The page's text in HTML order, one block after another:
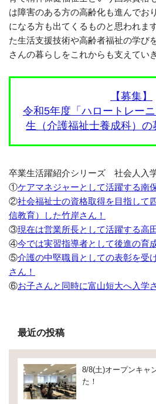
は障害のある方の高齢化も進んでお
になる方も出てくるものと思われま
た生活支援技術や高齢者福祉の学び
さんの暮らしをこれからも支えてい
【募集】
令和5年度「ハロートレー
生（介護福祉士養成科）の
卒業生活躍紹介シリーズ 社会人入
①ケアマネジャーとして活躍する南
②社会福祉士の資格取得を目指して
信教育）した竹岸さん！
③現在は営業所長として活躍する高
④今では実習指導者として後進の育
⑤介護の中堅職員としての表彰を受
さん！
⑥お子さんと同時に富山短大へ入学
最近の投稿
8/8(土)オープンキャ
た！